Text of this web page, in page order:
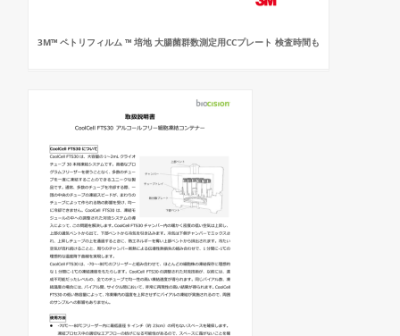
3M™ ペトリフィルム ™ 培地 大腸菌群数測定用CCプレート 検査時間も